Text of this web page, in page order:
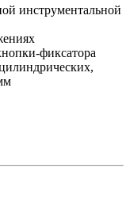
инструментальной
фиксатора